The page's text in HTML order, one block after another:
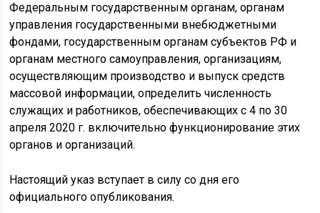
Федеральным государственным органам, органам
управления государственными внебюджетными
фондами, государственным органам субъектов РФ и
органам местного самоуправления, организациям,
осуществляющим производство и выпуск средств
массовой информации, определить численность
служащих и работников, обеспечивающих с 4 по 30
апреля 2020 г. включительно функционирование этих
органов и организаций.
Настоящий указ вступает в силу со дня его
официального опубликования.